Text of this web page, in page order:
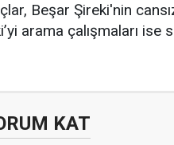
Beşar Şireki'nin
arama çalışmaları ise
KAT